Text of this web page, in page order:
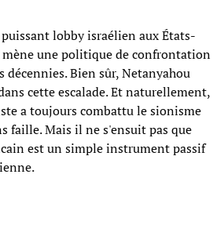
lobby israélien aux États-
mène une politique de confrontation
décennies. Bien sûr, Netanyahou
cette escalade. Et naturellement,
a toujours combattu le sionisme
faille. Mais il ne s'ensuit pas que
est un simple instrument passif